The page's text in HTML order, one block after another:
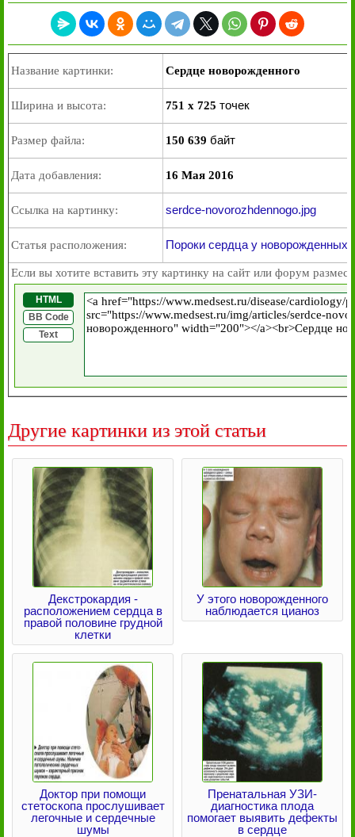
Название картинки: Сердце новорожденного
Ширина и высота: 751 x 725 точек
Размер файла: 150 639 байт
Дата добавления: 16 Мая 2016
Ссылка на картинку: serdce-novorozhdennogo.jpg
Статья расположения: Пороки сердца у новорожденных
Если вы хотите вставить эту картинку на сайт или форум
HTML
BB Code
Text
Другие картинки из этой статьи
Декстрокардия -
расположением сердца в
правой половине грудной
клетки
У этого новорожденного
наблюдается цианоз
Доктор при помощи
стетоскопа прослушивает
легочные и сердечные
шумы
Пренатальная УЗИ-
диагностика плода
помогает выявить дефекты
в сердце